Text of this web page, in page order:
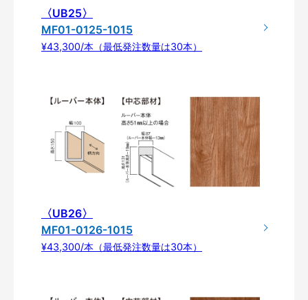
〈UB25〉
MF01-0125-1015
¥43,300/本（最低発注数量は30本）
〈UB26〉
MF01-0126-1015
¥43,300/本（最低発注数量は30本）